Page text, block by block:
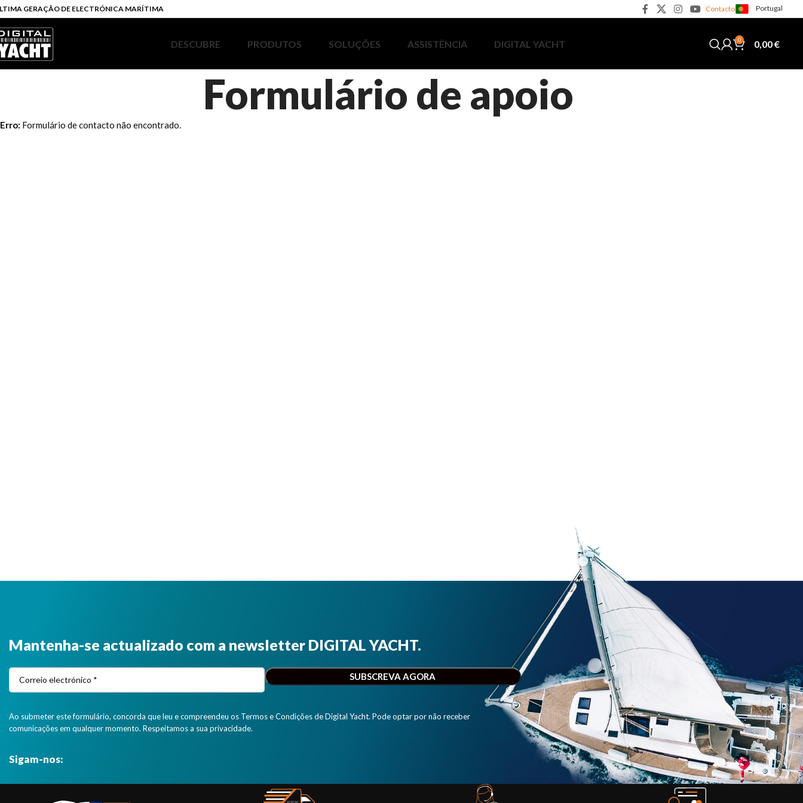
GERAÇÃO DE ELECTRÓNICA MARÍTIMA Contacto Portugal
DESCUBRE PRODUTOS SOLUÇÕES ASSISTÊNCIA DIGITAL YACHT 0 0,00€
Formulário de apoio
Erro: Formulário de contacto não encontrado.
Mantenha-se actualizado com a newsletter DIGITAL YACHT.
Ao submeter este formulário, concorda que leu e compreendeu os Termos e Condições de Digital Yacht. Pode optar por não receber
comunicações em qualquer momento. Respeitamos a sua privacidade.
Sigam-nos: